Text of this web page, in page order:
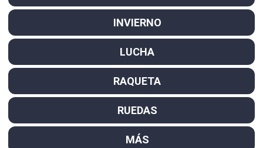
INVIERNO
LUCHA
RAQUETA
RUEDAS
MÁS